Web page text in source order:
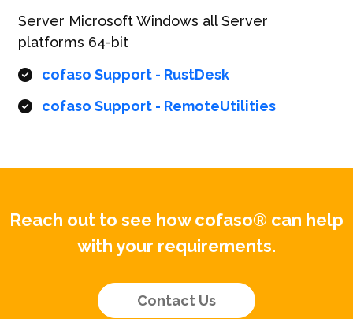
Server Microsoft Windows all Server
platforms 64-bit
cofaso Support - RustDesk
cofaso Support - RemoteUtilities
Reach out to see how cofaso® can help
with your requirements.
Contact Us